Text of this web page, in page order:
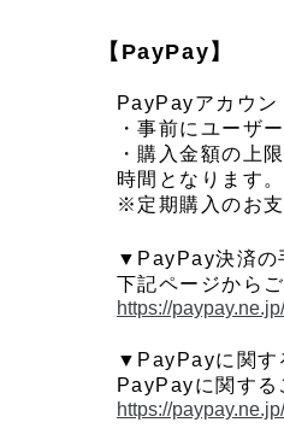
【PayPay】
PayPayアカウン
・事前にユーザ
・購入金額の上
時間となります。
※定期購入のお
▼PayPay決済の
下記ページから
https://
▼PayPayに関す
PayPayに関する
https://